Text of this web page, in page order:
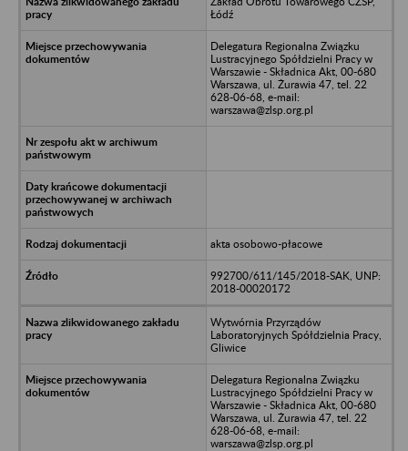
Łódź
Delegatura Regionalna Związku
Lustracyjnego Spółdzielni Pracy w
Warszawie - Składnica Akt, 00-680
Warszawa, ul. Żurawia 47, tel. 22
628-06-68, e-mail:
warszawa@zlsp.org.pl
akta osobowo-płacowe
992700/611/145/2018-SAK, UNP:
2018-00020172
Wytwórnia Przyrządów
Laboratoryjnych Spółdzielnia Pracy,
Gliwice
Delegatura Regionalna Związku
Lustracyjnego Spółdzielni Pracy w
Warszawie - Składnica Akt, 00-680
Warszawa, ul. Żurawia 47, tel. 22
628-06-68, e-mail:
warszawa@zlsp.org.pl